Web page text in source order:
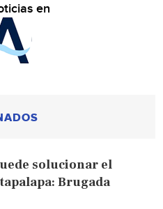
en
solucionar el
Brugada